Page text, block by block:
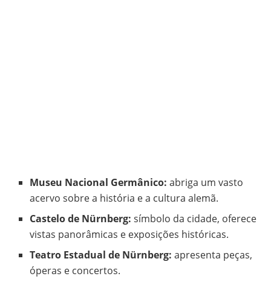
Museu Nacional Germânico: abriga um vasto
acervo sobre a história e a cultura alemã.
Castelo de Nürnberg: símbolo da cidade, oferece
vistas panorâmicas e exposições históricas.
Teatro Estadual de Nürnberg: apresenta peças,
óperas e concertos.